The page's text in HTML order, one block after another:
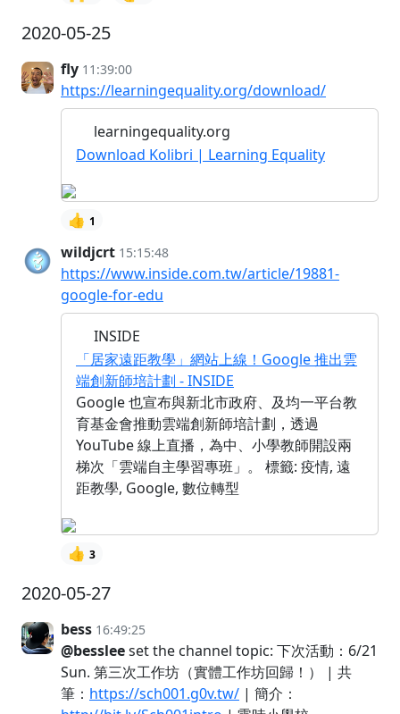
2020-05-25
fly 11:39:00
https://learningequality.org/download/
learningequality.org
Download Kolibri | Learning Equality
👍 1
wildjcrt 15:15:48
https://www.inside.com.tw/article/19881-
google-for-edu
INSIDE
「居家遠距教學」網站上線！Google 推出雲
端創新師培計劃 - INSIDE
Google 也宣布與新北市政府、及均一平台教
育基金會推動雲端創新師培計劃，透過
YouTube 線上直播，為中、小學教師開設兩
梯次「雲端自主學習專班」。 標籤: 疫情, 遠
距教學, Google, 數位轉型
👍 3
2020-05-27
bess 16:49:25
@bessleeset the channel topic: 下次活動：6/21
Sun. 第三次工作坊（實體工作坊回歸！） | 共
筆： https://sch001.g0v.tw/ | 簡介：